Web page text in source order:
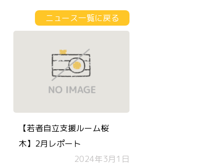
ニュース一覧に戻る
【若者自立支援ルーム桜
木】2月レポート
2024年3月1日